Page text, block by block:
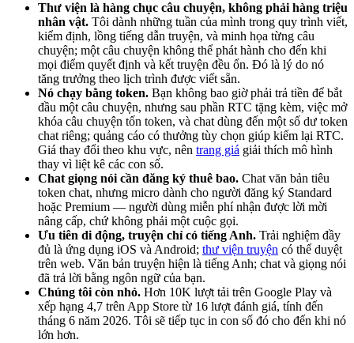
Thư viện là hàng chục câu chuyện, không phải hàng triệu
nhân vật. Tôi dành những tuần của mình trong quy trình viết,
kiểm định, lồng tiếng dẫn truyện, và minh họa từng câu
chuyện; một câu chuyện không thể phát hành cho đến khi
mọi điểm quyết định và kết truyện đều ổn. Đó là lý do nó
tăng trưởng theo lịch trình được viết sẵn.
Nó chạy bằng token. Bạn không bao giờ phải trả tiền để bắt
đầu một câu chuyện, nhưng sau phần RTC tặng kèm, việc mở
khóa câu chuyện tốn token, và chat dùng đến một số dư token
chat riêng; quảng cáo có thưởng tùy chọn giúp kiếm lại RTC.
Giá thay đổi theo khu vực, nên trang giá giải thích mô hình
thay vì liệt kê các con số.
Chat giọng nói cần đăng ký thuê bao. Chat văn bản tiêu
token chat, nhưng micro dành cho người đăng ký Standard
hoặc Premium — người dùng miễn phí nhận được lời mời
nâng cấp, chứ không phải một cuộc gọi.
Ưu tiên di động, truyện chỉ có tiếng Anh. Trải nghiệm đầy
đủ là ứng dụng iOS và Android; thư viện truyện có thể duyệt
trên web. Văn bản truyện hiện là tiếng Anh; chat và giọng nói
đã trả lời bằng ngôn ngữ của bạn.
Chúng tôi còn nhỏ. Hơn 10K lượt tải trên Google Play và
xếp hạng 4,7 trên App Store từ 16 lượt đánh giá, tính đến
tháng 6 năm 2026. Tôi sẽ tiếp tục in con số đó cho đến khi nó
lớn hơn.